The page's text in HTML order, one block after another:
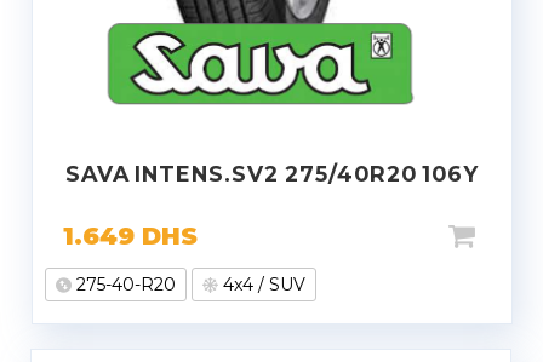
SAVA INTENS.SV2 275/40R20 106Y
1.649 DHS
275-40-R20 4x4 / SUV